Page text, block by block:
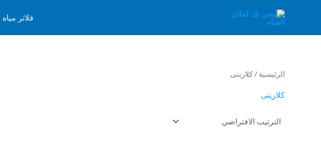
المحتوى
فلاتر مياه 3 مراحل
الرئيسية/ كلاريتى
كلاريتى